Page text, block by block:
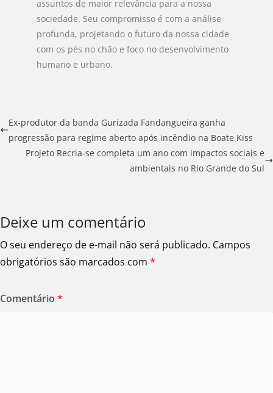
assuntos de maior relevância para a nossa
sociedade. Seu compromisso é com a análise
profunda, projetando o futuro da nossa cidade
com os pés no chão e foco no desenvolvimento
humano e urbano.
Ex-produtor da banda Gurizada Fandangueira ganha
progressão para regime aberto após incêndio na Boate Kiss
Projeto Recria-se completa um ano com impactos sociais e
ambientais no Rio Grande do Sul
Deixe um comentário
O seu endereço de e-mail não será publicado. Campos
obrigatórios são marcados com *
Comentário *